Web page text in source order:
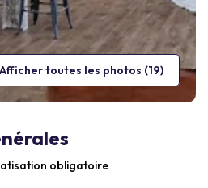
Afficher toutes les photos (19)
obligatoire